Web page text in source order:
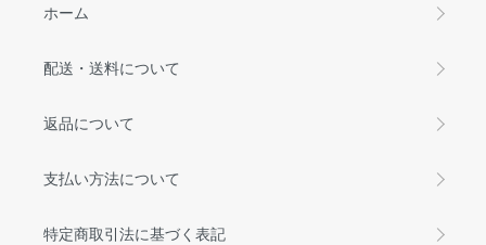
ホーム
配送・送料について
返品について
支払い方法について
特定商取引法に基づく表記